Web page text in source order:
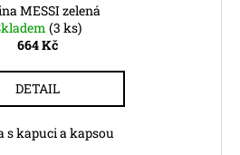
MESSI zelená
(3 ks)
664 Kč
DETAIL
s kapuci a kapsou